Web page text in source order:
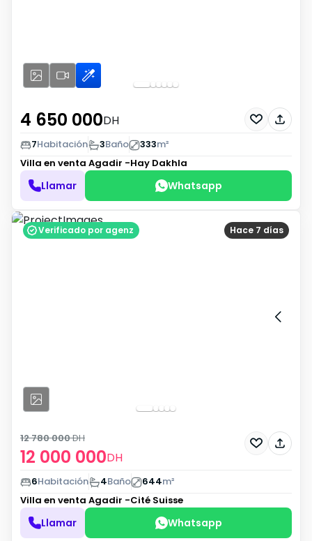
4 650 000DH
7Habitación 3Baño 333m²
Villa en venta Agadir -Hay Dakhla
Llamar Whatsapp
Hace 7 días
Verificado por agenz
12 000 000DH
12 780 000DH
6Habitación 4Baño 644m²
Villa en venta Agadir -Cité Suisse
Llamar Whatsapp